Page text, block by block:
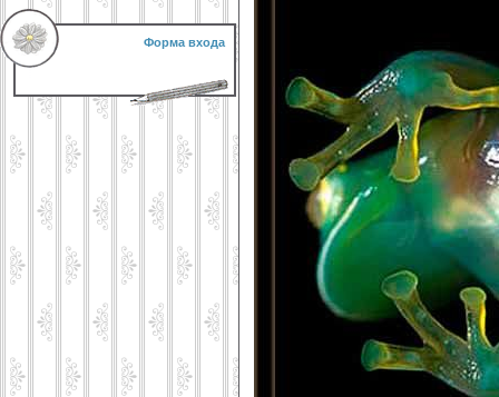
Форма входа